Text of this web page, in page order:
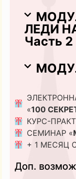
ЛЕДИ
Часть 2
«100
КУРС-
СЕМИНАР «
+ 1 МЕСЯЦ
Доп.